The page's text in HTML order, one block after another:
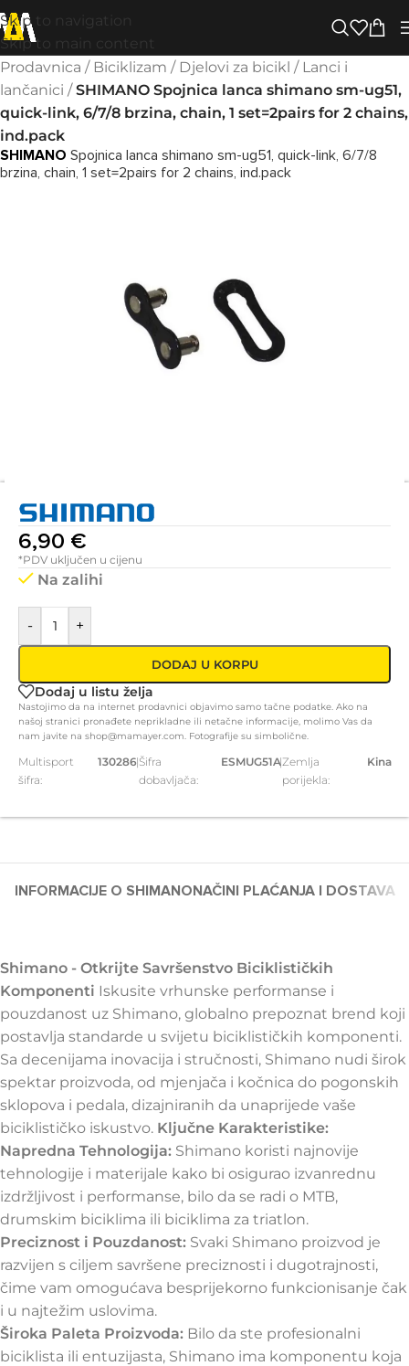
Skip to navigation
Skip to main content
Prodavnica / Biciklizam / Djelovi za bicikl / Lanci i
lančanici /SHIMANO Spojnica lanca shimano sm-ug51,
quick-link, 6/7/8 brzina, chain, 1 set=2pairs for 2 chains,
ind.pack
SHIMANO Spojnica lanca shimano sm-ug51, quick-link, 6/7/8
brzina, chain, 1 set=2pairs for 2 chains, ind.pack
6,90 €
*PDV uključen u cijenu
Na zalihi
- +
DODAJ U KORPU
Dodaj u listu želja
Nastojimo da na internet prodavnici objavimo samo tačne podatke. Ako na
našoj stranici pronađete neprikladne ili netačne informacije, molimo Vas da
nam javite na shop@mamayer.com. Fotografije su simbolične.
Multisport
šifra:
130286|Šifra
dobavljača:
ESMUG51A|Zemlja
porijekla:
Kina
INFORMACIJE O SHIMANONAČINI PLAĆANJA I DOSTAVA
Shimano - Otkrijte Savršenstvo Biciklističkih
Komponenti Iskusite vrhunske performanse i
pouzdanost uz Shimano, globalno prepoznat brend koji
postavlja standarde u svijetu biciklističkih komponenti.
Sa decenijama inovacija i stručnosti, Shimano nudi širok
spektar proizvoda, od mjenjača i kočnica do pogonskih
sklopova i pedala, dizajniranih da unaprijede vaše
biciklističko iskustvo. Ključne Karakteristike:
Napredna Tehnologija: Shimano koristi najnovije
tehnologije i materijale kako bi osigurao izvanrednu
izdržljivost i performanse, bilo da se radi o MTB,
drumskim biciklima ili biciklima za triatlon.
Preciznost i Pouzdanost: Svaki Shimano proizvod je
razvijen s ciljem savršene preciznosti i dugotrajnosti,
čime vam omogućava besprijekorno funkcionisanje čak
i u najtežim uslovima.
Široka Paleta Proizvoda: Bilo da ste profesionalni
biciklista ili entuzijasta, Shimano ima komponentu koja